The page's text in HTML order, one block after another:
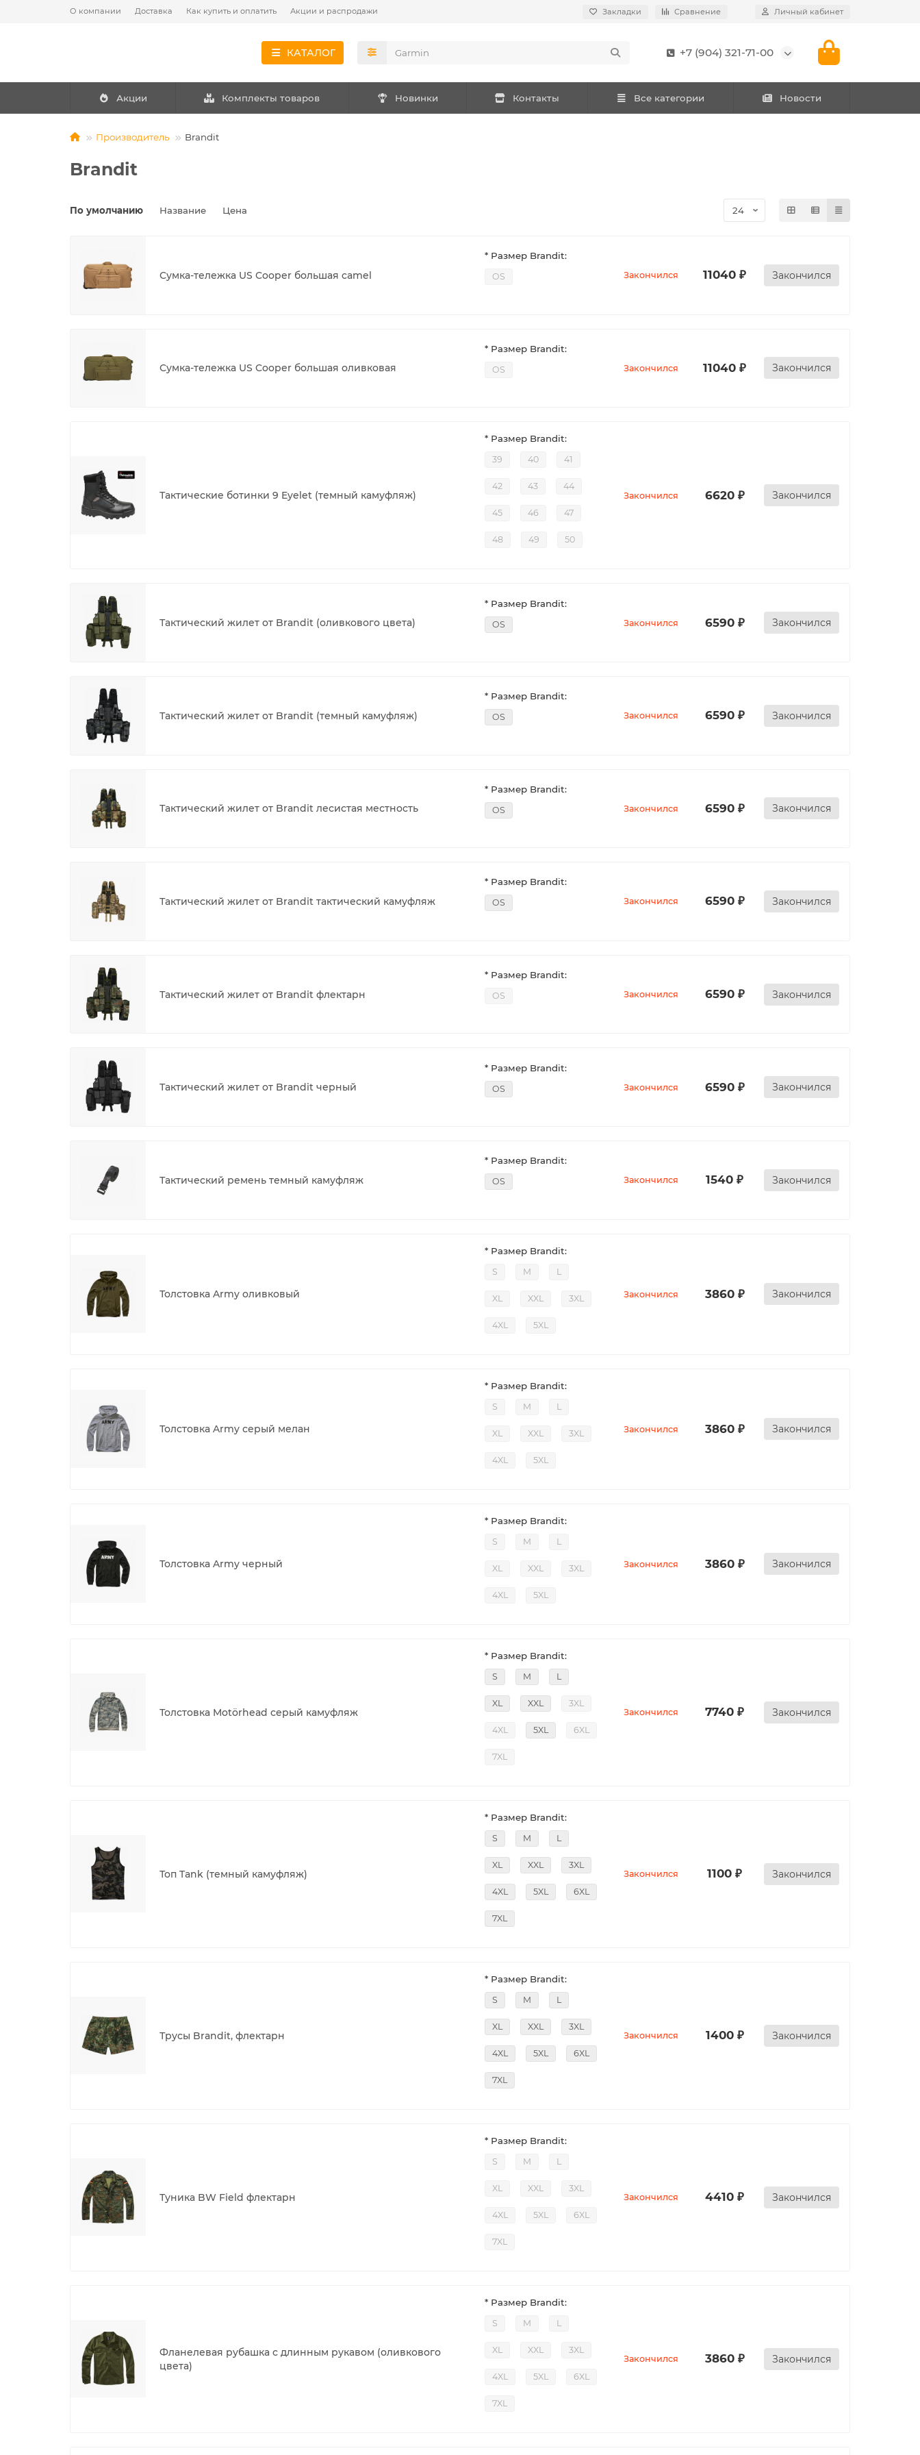
О компании Доставка Как купить и оплатить Акции и распродажи Закладки Сравнение Личный кабинет
КАТАЛОГ +7 (904) 321-71-00
Акции Комплекты товаров Новинки Контакты Все категории Новости
Производитель Brandit
Brandit
По умолчанию Название Цена
Сумка-тележка US Cooper большая camel
* Размер Brandit:
OS Закончился 11040 ₽ Закончился
Сумка-тележка US Cooper большая оливковая
* Размер Brandit:
OS Закончился 11040 ₽ Закончился
Тактические ботинки 9 Eyelet (темный камуфляж)
* Размер Brandit:
39 40 41
42 43 44
45 46 47
48 49 50
Закончился 6620 ₽ Закончился
Тактический жилет от Brandit (оливкового цвета)
* Размер Brandit:
OS Закончился 6590 ₽ Закончился
Тактический жилет от Brandit (темный камуфляж)
* Размер Brandit:
OS Закончился 6590 ₽ Закончился
Тактический жилет от Brandit лесистая местность
* Размер Brandit:
OS Закончился 6590 ₽ Закончился
Тактический жилет от Brandit тактический камуфляж
* Размер Brandit:
OS Закончился 6590 ₽ Закончился
Тактический жилет от Brandit флектарн
* Размер Brandit:
OS Закончился 6590 ₽ Закончился
Тактический жилет от Brandit черный
* Размер Brandit:
OS Закончился 6590 ₽ Закончился
Тактический ремень темный камуфляж
* Размер Brandit:
OS Закончился 1540 ₽ Закончился
Толстовка Army оливковый
* Размер Brandit:
S M L
XL XXL 3XL
4XL 5XL
Закончился 3860 ₽ Закончился
Толстовка Army серый мелан
* Размер Brandit:
S M L
XL XXL 3XL
4XL 5XL
Закончился 3860 ₽ Закончился
Толстовка Army черный
* Размер Brandit:
S M L
XL XXL 3XL
4XL 5XL
Закончился 3860 ₽ Закончился
Толстовка Motörhead серый камуфляж
* Размер Brandit:
S M L
XL XXL 3XL
4XL 5XL 6XL
7XL
Закончился 7740 ₽ Закончился
Топ Tank (темный камуфляж)
* Размер Brandit:
S M L
XL XXL 3XL
4XL 5XL 6XL
7XL
Закончился 1100 ₽ Закончился
Трусы Brandit, флектарн
* Размер Brandit:
S M L
XL XXL 3XL
4XL 5XL 6XL
7XL
Закончился 1400 ₽ Закончился
Туника BW Field флектарн
* Размер Brandit:
S M L
XL XXL 3XL
4XL 5XL 6XL
7XL
Закончился 4410 ₽ Закончился
Фланелевая рубашка с длинным рукавом (оливкового
цвета)
* Размер Brandit:
S M L
XL XXL 3XL
4XL 5XL 6XL
7XL
Закончился 3860 ₽ Закончился